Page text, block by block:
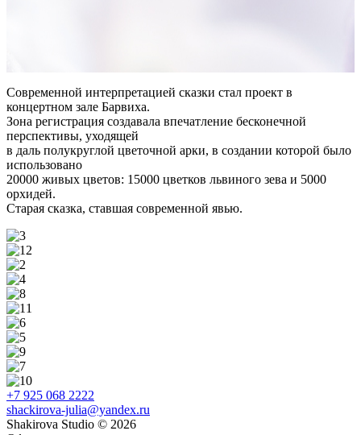
Современной интерпретацией сказки стал проект в
концертном зале Барвиха.
Зона регистрация создавала впечатление бесконечной
перспективы, уходящей
в даль полукруглой цветочной арки, в создании которой было
использовано
20000 живых цветов: 15000 цветков львиного зева и 5000
орхидей.
Старая сказка, ставшая современной явью.
+7 925 068 2222
shackirova-julia@yandex.ru
Shakirova Studio © 2026